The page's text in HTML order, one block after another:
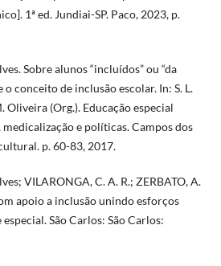
1ª ed. Jundiai-SP. Paco, 2023, p.
Sobre alunos “incluídos” ou “da
o conceito de inclusão escolar. In: S. L.
Oliveira (Org.). Educação especial
e políticas. Campos dos
p. 60-83, 2017.
VILARONGA, C. A. R.; ZERBATO, A.
apoio a inclusão unindo esforços
São Carlos: São Carlos: